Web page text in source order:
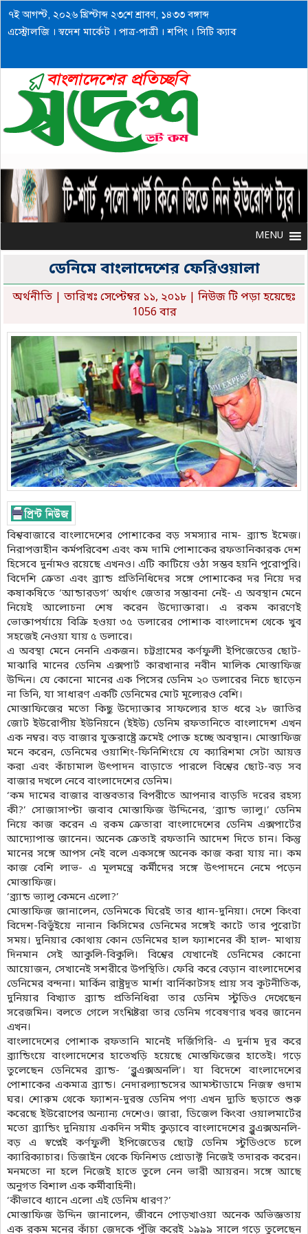
৭ই আগস্ট, ২০২৬ খ্রিস্টাব্দ ২৩শে শ্রাবণ, ১৪৩৩ বঙ্গাব্দ
এস্ট্রোলজি । স্বদেশ মার্কেট । পাত্র-পাত্রী । শপিং । সিটি ক্যাব
MENU
MENU
ডেনিমে বাংলাদেশের ফেরিওয়ালা
অর্থনীতি | তারিখঃ সেপ্টেম্বর ১১, ২০১৮ | নিউজ টি পড়া হয়েছেঃ
1056 বার
বিশ্ববাজারে বাংলাদেশের পোশাকের বড় সমস্যার নাম- ব্র্যান্ড ইমেজ।
নিরাপত্তাহীন কর্মপরিবেশ এবং কম দামি পোশাকের রফতানিকারক দেশ
হিসেবে দুর্নামও রয়েছে এখনও। এটি কাটিয়ে ওঠা সম্ভব হয়নি পুরোপুরি।
বিদেশি ক্রেতা এবং ব্র্যান্ড প্রতিনিধিদের সঙ্গে পোশাকের দর নিয়ে দর
কষাকষিতে ‘আন্ডারডগ’ অর্থাৎ জেতার সম্ভাবনা নেই- এ অবস্থান মেনে
নিয়েই আলোচনা শেষ করেন উদ্যোক্তারা। এ রকম কারণেই
ভোক্তাপর্যায়ে বিক্রি হওয়া ৩৫ ডলারের পোশাক বাংলাদেশ থেকে খুব
সহজেই নেওয়া যায় ৫ ডলারে।
এ অবস্থা মেনে নেননি একজন। চট্টগ্রামের কর্ণফুলী ইপিজেডের ছোট-
মাঝারি মানের ডেনিম এক্সপার্ট কারখানার নবীন মালিক মোস্তাফিজ
উদ্দিন। যে কোনো মানের এক পিসের ডেনিম ২০ ডলারের নিচে ছাড়েন
না তিনি, যা সাধারণ একটি ডেনিমের মোট মূল্যেরও বেশি।
মোস্তাফিজের মতো কিছু উদ্যোক্তার সাফল্যের হাত ধরে ২৮ জাতির
জোট ইউরোপীয় ইউনিয়নে (ইইউ) ডেনিম রফতানিতে বাংলাদেশ এখন
এক নম্বর। বড় বাজার যুক্তরাষ্ট্রে ক্রমেই পোক্ত হচ্ছে অবস্থান। মোস্তাফিজ
মনে করেন, ডেনিমের ওয়াশিং-ফিনিশিংয়ে যে ক্যারিশমা সেটা আয়ত্ত
করা এবং কাঁচামাল উৎপাদন বাড়াতে পারলে বিশ্বের ছোট-বড় সব
বাজার দখলে নেবে বাংলাদেশের ডেনিম।
‘কম দামের বাজার বাস্তবতার বিপরীতে আপনার বাড়তি দরের রহস্য
কী?’ সোজাসাপ্টা জবাব মোস্তাফিজ উদ্দিনের, ‘ব্র্যান্ড ভ্যালু।’ ডেনিম
নিয়ে কাজ করেন এ রকম ক্রেতারা বাংলাদেশের ডেনিম এক্সপার্টের
আদ্যোপান্ত জানেন। অনেক ক্রেতাই রফতানি আদেশ দিতে চান। কিন্তু
মানের সঙ্গে আপস নেই বলে একসঙ্গে অনেক কাজ করা যায় না। কম
কাজ বেশি লাভ- এ মূলমন্ত্রে কর্মীদের সঙ্গে উৎপাদনে নেমে পড়েন
মোস্তাফিজ।
‘ব্র্যান্ড ভ্যালু কেমনে এলো?’
মোস্তাফিজ জানালেন, ডেনিমকে ঘিরেই তার ধ্যান-দুনিয়া। দেশে কিংবা
বিদেশ-বিভুঁইয়ে নানান কিসিমের ডেনিমের সঙ্গেই কাটে তার পুরোটা
সময়। দুনিয়ার কোথায় কোন ডেনিমের হাল ফ্যাশনের কী হাল- মাথায়
দিনমান সেই আকুলি-বিকুলি। বিশ্বের যেখানেই ডেনিমের কোনো
আয়োজন, সেখানেই সশরীরে উপস্থিতি। ফেরি করে বেড়ান বাংলাদেশের
ডেনিমের বন্দনা। মার্কিন রাষ্ট্রদূত মার্শা বার্নিকাটসহ প্রায় সব কূটনীতিক,
দুনিয়ার বিখ্যাত ব্র্যান্ড প্রতিনিধিরা তার ডেনিম স্টুডিও দেখেছেন
সরেজমিন। বলতে গেলে সংশ্নিষ্টরা তার ডেনিম গবেষণার খবর জানেন
এখন।
বাংলাদেশের পোশাক রফতানি মানেই দর্জিগিরি- এ দুর্নাম দূর করে
ব্র্যান্ডিংয়ে বাংলাদেশের হাতেখড়ি হয়েছে মোস্তফিজের হাতেই। গড়ে
তুলেছেন ডেনিমের ব্র্যান্ড- ‘ব্লুএক্সঅনলি’। যা বিদেশে বাংলাদেশের
পোশাকের একমাত্র ব্র্যান্ড। নেদারল্যান্ডসের আমস্টাডামে নিজস্ব গুদাম
ঘর। শোরুম থেকে ফ্যাশন-দুরস্ত ডেনিম পণ্য এখন দ্যুতি ছড়াতে শুরু
করেছে ইউরোপের অন্যান্য দেশেও। জারা, ডিজেল কিংবা ওয়ালমার্টের
মতো ব্র্যান্ডিং দুনিয়ায় একদিন সমীহ কুড়াবে বাংলাদেশের ব্লুএক্সঅনলি-
বড় এ স্বপ্নেই কর্ণফুলী ইপিজেডের ছোট্ট ডেনিম স্টুডিওতে চলে
ক্যারিক্যাচার। ডিজাইন থেকে ফিনিশড প্রোডাক্ট নিজেই তদারক করেন।
মনমতো না হলে নিজেই হাতে তুলে নেন ভারী আয়রন। সঙ্গে আছে
অনুগত বিশাল এক কর্মীবাহিনী।
‘কীভাবে ধ্যানে এলো এই ডেনিম ধারণ?’
মোস্তাফিজ উদ্দিন জানালেন, জীবনে পোড়খাওয়া অনেক অভিজ্ঞতায়
এক রকম মনের কাঁচা জেদকে পুঁজি করেই ১৯৯৯ সালে গড়ে তুলেছেন